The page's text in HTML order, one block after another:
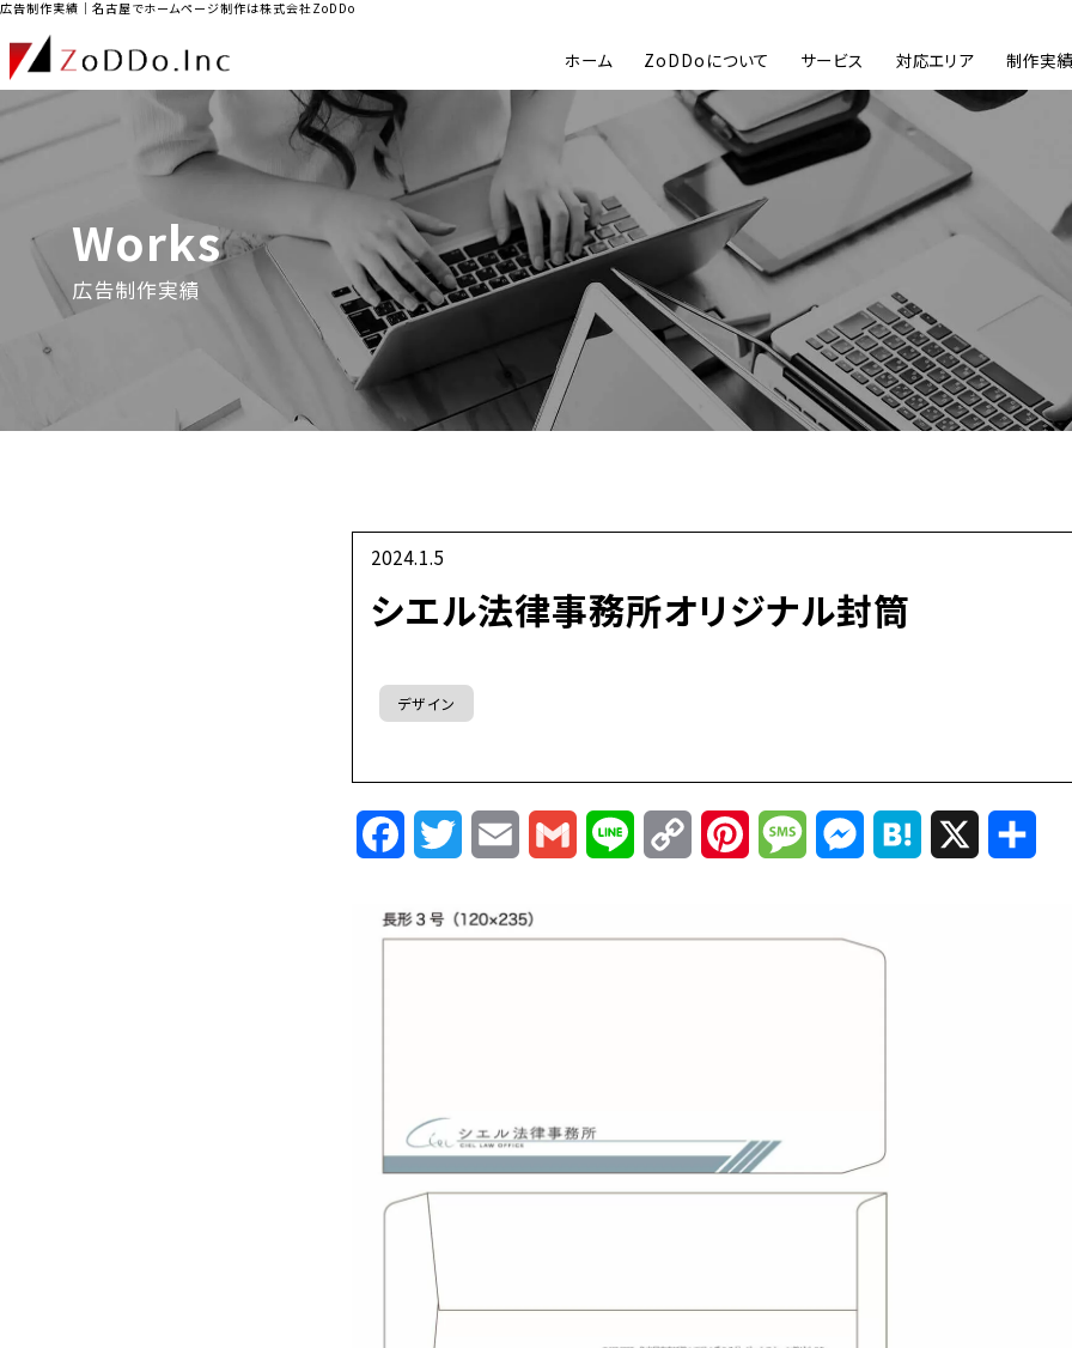
広告制作実績｜名古屋でホームページ制作は株式会社ZoDDo
ホーム ZoDDoについて サービス 対応エリア 制作実績
Works
広告制作実績
2024.1.5
シエル法律事務所オリジナル封筒
デザイン
FacebookTwitterEmail Gmail Line
Copy
Link
PinterestMessageMessenger
Hatena